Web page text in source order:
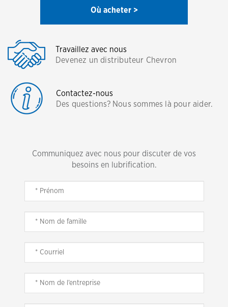
Où acheter >
Travaillez avec nous
Devenez un distributeur Chevron
Contactez-nous
Des questions? Nous sommes là pour aider.
Communiquez avec nous pour discuter de vos
besoins en lubrification.